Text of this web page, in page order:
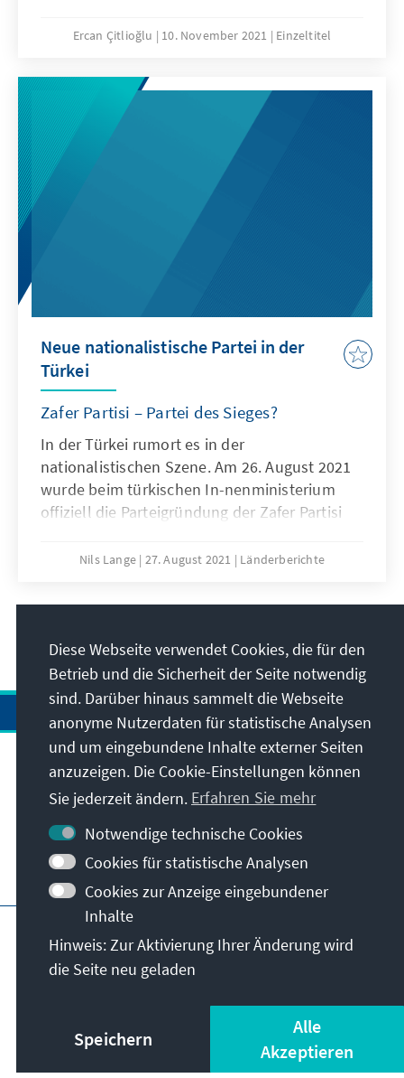
Ercan Çitlioğlu 10. November 2021 Einzeltitel
Neue nationalistische Partei in der
Türkei
Zafer Partisi – Partei des Sieges?
In der Türkei rumort es in der
nationalistischen Szene. Am 26. August 2021
wurde beim türkischen In-nenministerium
offiziell die Parteigründung der Zafer Partisi
der Gründung der İYİ-Partei 2017 als
findet nun eine weitere Parteineugründung im
neue Partei um den ehe-maligen
stellvertretenden Vorsitzenden der MHP und
der İYİ-Partei, Prof. Dr. Ümit Özdağ, rekrutiert
sich vor allem aus alten MHP-Kadern, welche
2017 aus Unmut gegenüber den langjährigen
Parteivorsitzen-den Devlet Bahçeli zur İYİ-
Partei gewandert sind.
Nils Lange 27. August 2021 Länderberichte
Anschrift
Kontakt
Besuchen Sie auch
Hauptseite der KAS
Nutzungsbedingungen
Erklärung zur Barrierefreiheit
© Konrad-Adenauer-Stiftung e.V. 2026
Diese Webseite verwendet Cookies, die für den
Betrieb und die Sicherheit der Seite notwendig
sind. Darüber hinaus sammelt die Webseite
anonyme Nutzerdaten für statistische Analysen
und um eingebundene Inhalte externer Seiten
anzuzeigen. Die Cookie-Einstellungen können
Sie jederzeit ändern. Erfahren Sie mehr
Notwendige technische Cookies
Cookies für statistische Analysen
Cookies zur Anzeige eingebundener
Inhalte
Hinweis: Zur Aktivierung Ihrer Änderung wird
die Seite neu geladen
Speichern
Alle
Akzeptieren